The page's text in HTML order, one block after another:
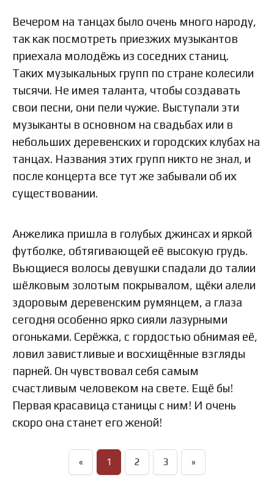
Вечером на танцах было очень много народу,
так как посмотреть приезжих музыкантов
приехала молодёжь из соседних станиц.
Таких музыкальных групп по стране колесили
тысячи. Не имея таланта, чтобы создавать
свои песни, они пели чужие. Выступали эти
музыканты в основном на свадьбах или в
небольших деревенских и городских клубах на
танцах. Названия этих групп никто не знал, и
после концерта все тут же забывали об их
существовании.
Анжелика пришла в голубых джинсах и яркой
футболке, обтягивающей её высокую грудь.
Вьющиеся волосы девушки спадали до талии
шёлковым золотым покрывалом, щёки алели
здоровым деревенским румянцем, а глаза
сегодня особенно ярко сияли лазурными
огоньками. Серёжка, с гордостью обнимая её,
ловил завистливые и восхищённые взгляды
парней. Он чувствовал себя самым
счастливым человеком на свете. Ещё бы!
Первая красавица станицы с ним! И очень
скоро она станет его женой!
« 1 2 3 »